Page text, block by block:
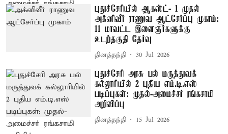
புதுச்சேரியில் ஆகஸ்ட்- 1 முதல்
அக்னிவீர் ராணுவ ஆட்சேர்ப்பு முகாம்:
11 மாவட்ட இளைஞர்களுக்கு
உடற்தகுதி தேர்வு
தினத்தந்தி 30 Jul 2026
புதுச்சேரி அரசு பல் மருத்துவக்
கல்லூரியில் 2 புதிய எம்.டி.எஸ்
படிப்புகள்: முதல்-அமைச்சர் ரங்கசாமி
அறிவிப்பு
தினத்தந்தி 15 Jul 2026